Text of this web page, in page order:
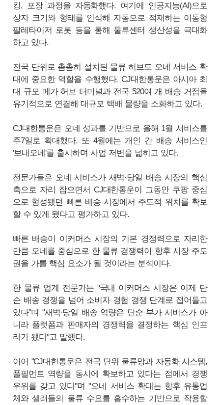
킹, 포장 과정을 자동화했다. 여기에 인공지능(AI)으로
상자 크기와 형태를 인식해 자동으로 적재하는 이동형
팔레타이저 로봇 등을 통해 물류센터 생산성을 극대화
하고 있다.
전국 단위로 촘촘히 설치된 물류 허브도 오네 서비스 확
대에 중요한 역할을 수행했다. CJ대한통운은 아시아 최
대 규모 메가 허브 터미널과 전국 520여 개 배송 거점을
유기적으로 연결해 대규모 택배 물량을 소화하고 있다.
CJ대한통운은 오네 성과를 기반으로 올해 1월 서비스를
주7일로 확대했다. 또 4월에는 개인 간 배송 서비스인
'보내오네'를 출시하며 사업 저변을 넓히고 있다.
전문가들은 오네 서비스가 새벽·당일 배송 시장의 핵심
축으로 자리 잡으면서 CJ대한통운이 그동안 쿠팡 중심
으로 형성됐던 빠른 배송 시장에서 주도적 위치를 확보
할 수 있게 됐다고 평가하고 있다.
빠른 배송이 이커머스 시장의 기본 경쟁력으로 자리한
만큼 오네를 중심으로 한 물류 경쟁력이 향후 시장 주도
권을 가를 핵심 요소가 될 것이라는 분석이다.
한 물류 업계 전문가는 "국내 이커머스 시장은 이제 단
순 배송 경쟁을 넘어 소비자 경험 경쟁 단계로 접어들고
있다"며 "새벽·당일 배송 역량은 단순 부가 서비스가 아
니라 플랫폼과 판매자의 경쟁력을 결정하는 핵심 인프
라가 됐다"고 말했다.
이어 "CJ대한통운은 전국 단위 물류망과 자동화 시스템,
풀필먼트 역량을 동시에 확보하고 있다는 점에서 경쟁
우위를 갖고 있다"며 "오네 서비스 확대는 향후 유통업
체와 셀러들의 물류 수요를 흡수하는 기반으로 작용할